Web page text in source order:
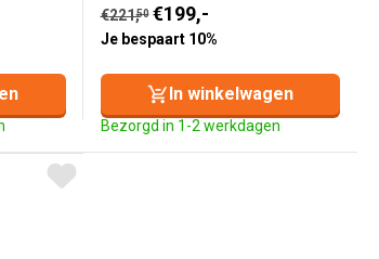
was: €422,50 .
. €221,50
Oorspronkelijke prijs was:
€199,-
Huidige prijs is: €199,-.
Je bespaart 10%
Bezorgd in 1-2 werkdagen
In winkelwagen